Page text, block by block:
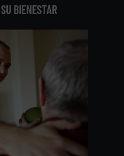
BIENESTAR